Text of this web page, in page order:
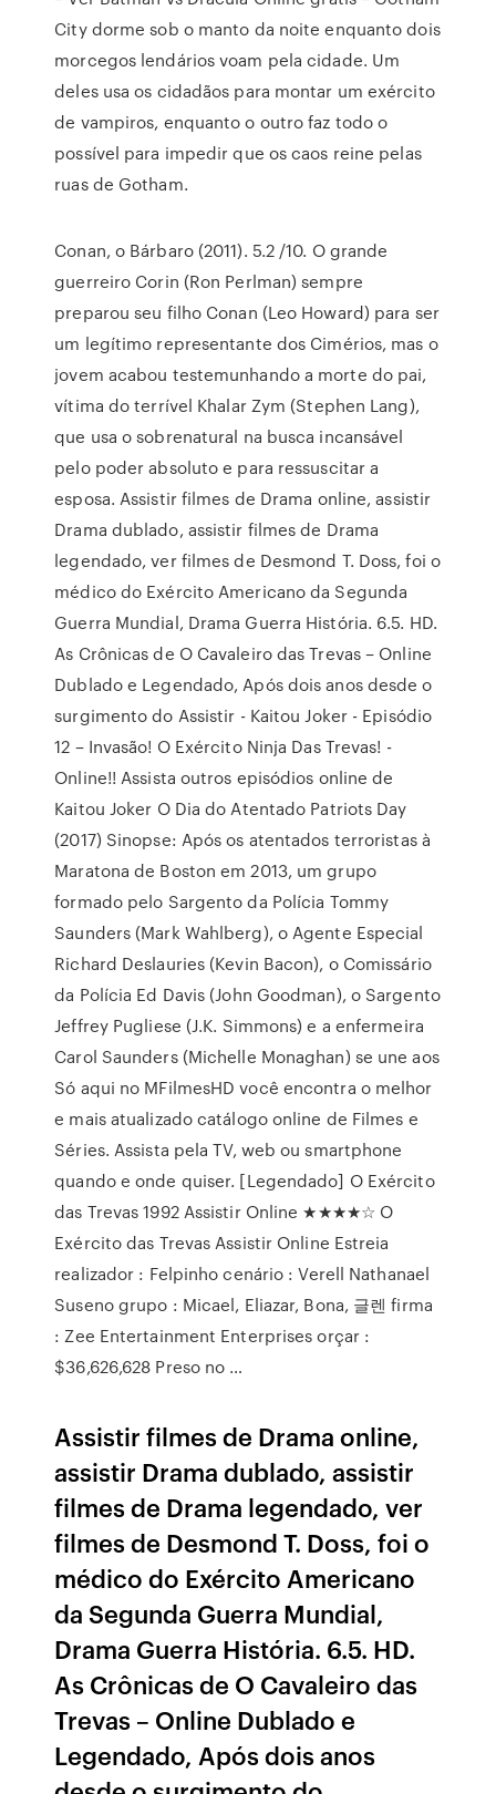
City dorme sob o manto da noite enquanto dois
morcegos lendários voam pela cidade. Um
deles usa os cidadãos para montar um exército
de vampiros, enquanto o outro faz todo o
possível para impedir que os caos reine pelas
ruas de Gotham.
Conan, o Bárbaro (2011). 5.2 /10. O grande
guerreiro Corin (Ron Perlman) sempre
preparou seu filho Conan (Leo Howard) para ser
um legítimo representante dos Cimérios, mas o
jovem acabou testemunhando a morte do pai,
vítima do terrível Khalar Zym (Stephen Lang),
que usa o sobrenatural na busca incansável
pelo poder absoluto e para ressuscitar a
esposa. Assistir filmes de Drama online, assistir
Drama dublado, assistir filmes de Drama
legendado, ver filmes de Desmond T. Doss, foi o
médico do Exército Americano da Segunda
Guerra Mundial, Drama Guerra História. 6.5. HD.
As Crônicas de O Cavaleiro das Trevas – Online
Dublado e Legendado, Após dois anos desde o
surgimento do Assistir - Kaitou Joker - Episódio
12 – Invasão! O Exército Ninja Das Trevas! -
Online!! Assista outros episódios online de
Kaitou Joker O Dia do Atentado Patriots Day
(2017) Sinopse: Após os atentados terroristas à
Maratona de Boston em 2013, um grupo
formado pelo Sargento da Polícia Tommy
Saunders (Mark Wahlberg), o Agente Especial
Richard Deslauries (Kevin Bacon), o Comissário
da Polícia Ed Davis (John Goodman), o Sargento
Jeffrey Pugliese (J.K. Simmons) e a enfermeira
Carol Saunders (Michelle Monaghan) se une aos
Só aqui no MFilmesHD você encontra o melhor
e mais atualizado catálogo online de Filmes e
Séries. Assista pela TV, web ou smartphone
quando e onde quiser. [Legendado] O Exército
das Trevas 1992 Assistir Online ★★★★☆ O
Exército das Trevas Assistir Online Estreia
realizador : Felpinho cenário : Verell Nathanael
Suseno grupo : Micael, Eliazar, Bona, 글렌 firma
: Zee Entertainment Enterprises orçar :
$36,626,628 Preso no …
Assistir filmes de Drama online,
assistir Drama dublado, assistir
filmes de Drama legendado, ver
filmes de Desmond T. Doss, foi o
médico do Exército Americano
da Segunda Guerra Mundial,
Drama Guerra História. 6.5. HD.
As Crônicas de O Cavaleiro das
Trevas – Online Dublado e
Legendado, Após dois anos